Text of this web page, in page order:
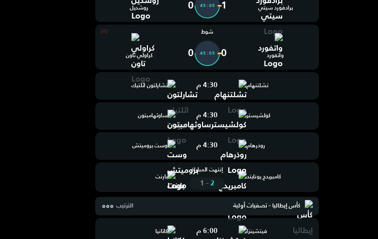
كامبريدج يونايتد
إنتهت المباراة
2
-
1
بارنت
برادفورد سيتي 1
45:06
0 روشديل
واتفورد
شوط
0
45:06
0 كراولي تاون
تشلتنهام 4:30 م تشارلتون اثلتيك
كولشيستر 4:30 م ساوثهامبتون
روذرهام 4:30 م وست بروميتش
كأس إيطاليا - تصفيات أولية الترتيب
فيتشينزا 6:00 م كاتانيا